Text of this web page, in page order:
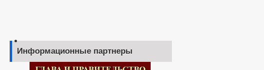
Информационные партнеры